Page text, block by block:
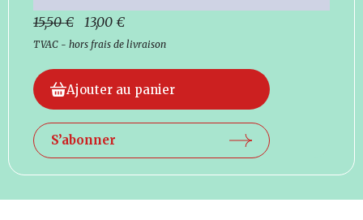
15,50€ 13,00 €
TVAC - hors frais de livraison
Ajouter au panier
S’abonner